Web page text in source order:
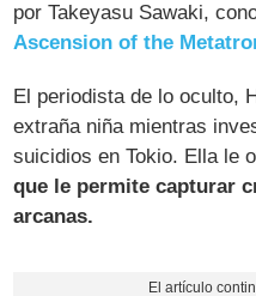
por Takeyasu Sawaki,
Ascension of the
El periodista de lo oculto,
extraña niña mientras
suicidios en Tokio. Ella le
que le permite capturar
arcanas.